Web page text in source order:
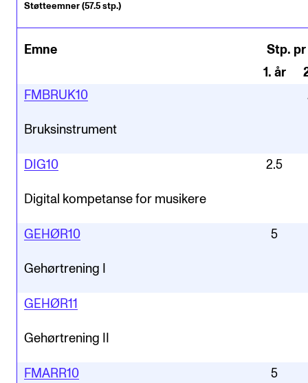
Støtteemner (57.5 stp.)
Emne
Stp. pr
1. år
FMBRUK10
Bruksinstrument
DIG10
Digital kompetanse for musikere
2.5
GEHØR10
Gehørtrening I
5
GEHØR11
Gehørtrening II
FMARR10 5